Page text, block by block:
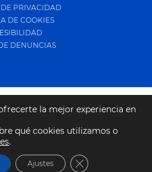
PRIVACIDAD
DE COOKIES
DENUNCIAS
RESERVADOS | Diseño: Simêtriko |
Tragsatec
la mejor experiencia en
qué cookies utilizamos o
.
Ajustes Cerrar el banner